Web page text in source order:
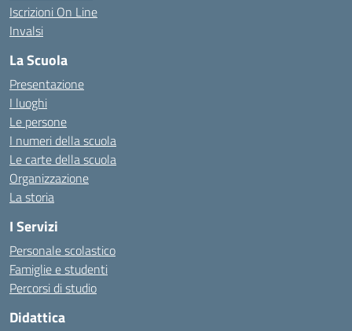
Iscrizioni On Line
Invalsi
La Scuola
Presentazione
I luoghi
Le persone
I numeri della scuola
Le carte della scuola
Organizzazione
La storia
I Servizi
Personale scolastico
Famiglie e studenti
Percorsi di studio
Didattica